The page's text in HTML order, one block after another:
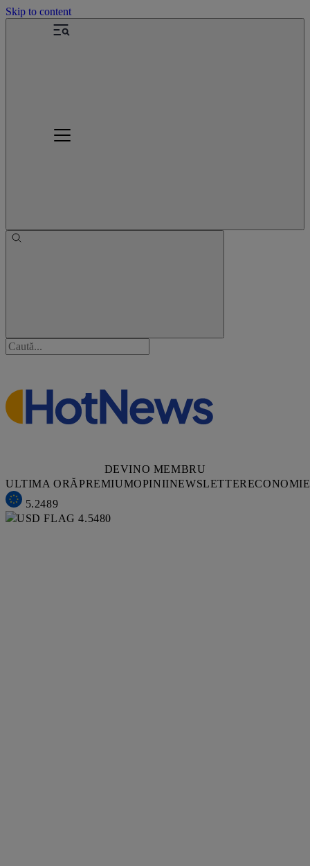
Skip to content
DEVINO MEMBRU
ULTIMA ORĂPREMIUMOPINIINEWSLETTERECONOMIE
5.2489
4.5480